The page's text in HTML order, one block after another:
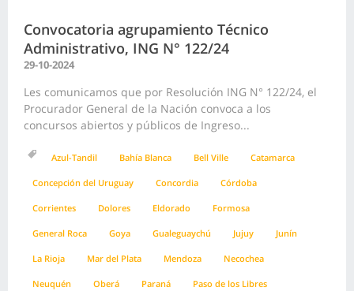
Convocatoria agrupamiento Técnico
Administrativo, ING N° 122/24
29-10-2024
Les comunicamos que por Resolución ING N° 122/24, el
Procurador General de la Nación convoca a los
concursos abiertos y públicos de Ingreso...
Azul-Tandil Bahía Blanca Bell Ville Catamarca
Concepción del Uruguay Concordia Córdoba
Corrientes Dolores Eldorado Formosa
General Roca Goya Gualeguaychú Jujuy Junín
La Rioja Mar del Plata Mendoza Necochea
Neuquén Oberá Paraná Paso de los Libres